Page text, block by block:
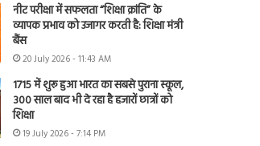
नीट परीक्षा में सफलता “शिक्षा क्रांति” के
व्यापक प्रभाव को उजागर करती है: शिक्षा मंत्री
बैंस
20 July 2026 - 11:43 AM
1715 में शुरू हुआ भारत का सबसे पुराना स्कूल,
300 साल बाद भी दे रहा है हजारों छात्रों को
शिक्षा
19 July 2026 - 7:14 PM